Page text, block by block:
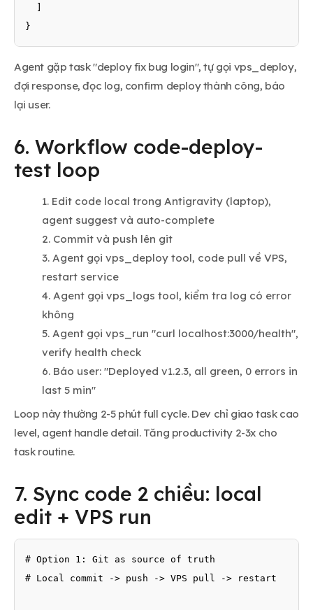
}
Agent gặp task "deploy fix bug login", tự gọi vps_deploy,
đợi response, đọc log, confirm deploy thành công, báo
lại user.
6. Workflow code-deploy-
test loop
Edit code local trong Antigravity (laptop),
agent suggest và auto-complete
Commit và push lên git
Agent gọi vps_deploy tool, code pull về VPS,
restart service
Agent gọi vps_logs tool, kiểm tra log có error
không
Agent gọi vps_run "curl localhost:3000/health",
verify health check
Báo user: "Deployed v1.2.3, all green, 0 errors in
last 5 min"
Loop này thường 2-5 phút full cycle. Dev chỉ giao task cao
level, agent handle detail. Tăng productivity 2-3x cho
task routine.
7. Sync code 2 chiều: local
edit + VPS run
# Option 1: Git as source of truth
# Local commit -> push -> VPS pull -> restart